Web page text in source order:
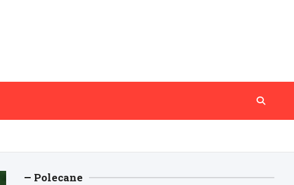
Polecane